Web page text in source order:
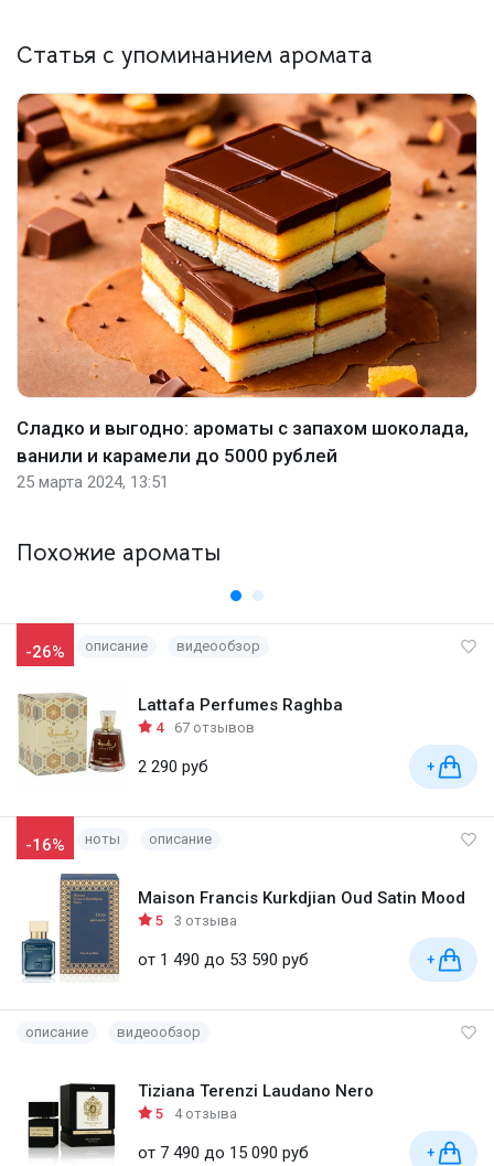
Статья с упоминанием аромата
Сладко и выгодно: ароматы с запахом шоколада,
ванили и карамели до 5000 рублей
25 марта 2024, 13:51
Похожие ароматы
-26% описание видеообзор
Lattafa Perfumes Raghba
4 67 отзывов
2 290 руб +
-16% ноты описание
Maison Francis Kurkdjian Oud Satin Mood
5 3 отзыва
от 1 490 до 53 590 руб +
описание видеообзор
Tiziana Terenzi Laudano Nero
5 4 отзыва
от 7 490 до 15 090 руб +